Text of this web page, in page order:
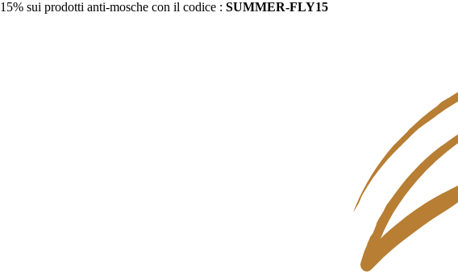
15% sui prodotti anti-mosche con il codice : SUMMER-FLY15